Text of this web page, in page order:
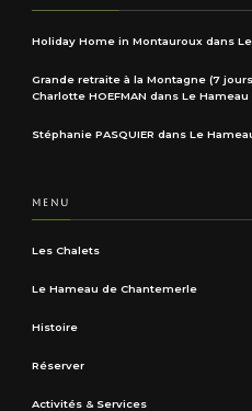
Holiday Home in Montauroux dans
Grande retraite à la Montagne (7
Charlotte HOEFMAN dans Le
Stéphanie PASQUIER dans Le
MENU
Les Chalets
Le Hameau de Chantemerle
Histoire
Réserver
Activités & Services